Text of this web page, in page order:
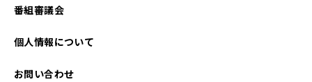
番組審議会
個人情報について
お問い合わせ